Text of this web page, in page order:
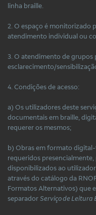
linha braille.
2. O espaço é monitorizado
atendimento individual ou
3. O atendimento de grupos
esclarecimento/
4. Condições de acesso:
a) Os utilizadores deste
documentais em braille,
requerer os mesmos;
b) Obras em formato
requeridos presencialmente,
disponibilizados ao
através do catálogo da
Formatos Alternativos) que
separadorServiço de Leitura